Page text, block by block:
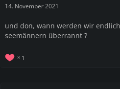
14. November 2021
und don, wann werden wir
seemännern überrannt ?
1